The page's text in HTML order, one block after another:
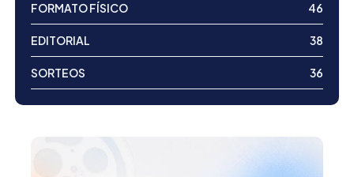
FORMATO FÍSICO 46
EDITORIAL 38
SORTEOS 36